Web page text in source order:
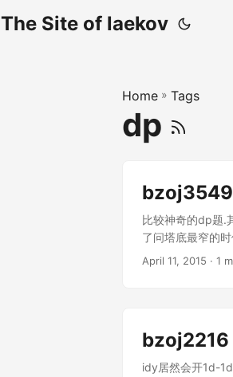
The Site of laekov
Home » Tags
dp
比较神奇的dp题.
了问塔底最窄的
示宽度的前缀和,
April 11, 2015 · 1
idy居然会开1d-